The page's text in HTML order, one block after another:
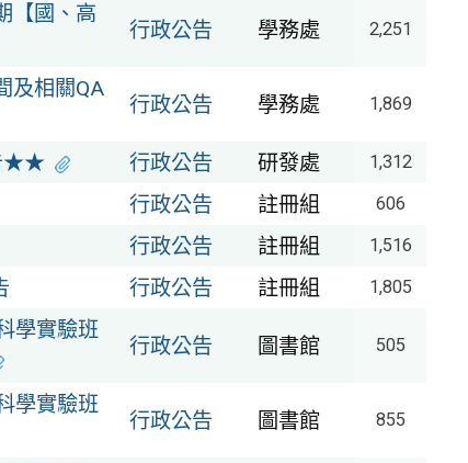
【國、高
行政公告 學務處 2,251
及相關QA
行政公告 學務處 1,869
★★ 行政公告 研發處 1,312
行政公告 註冊組 606
行政公告 註冊組 1,516
行政公告 註冊組 1,805
學實驗班
行政公告 圖書館 505
學實驗班
行政公告 圖書館 855